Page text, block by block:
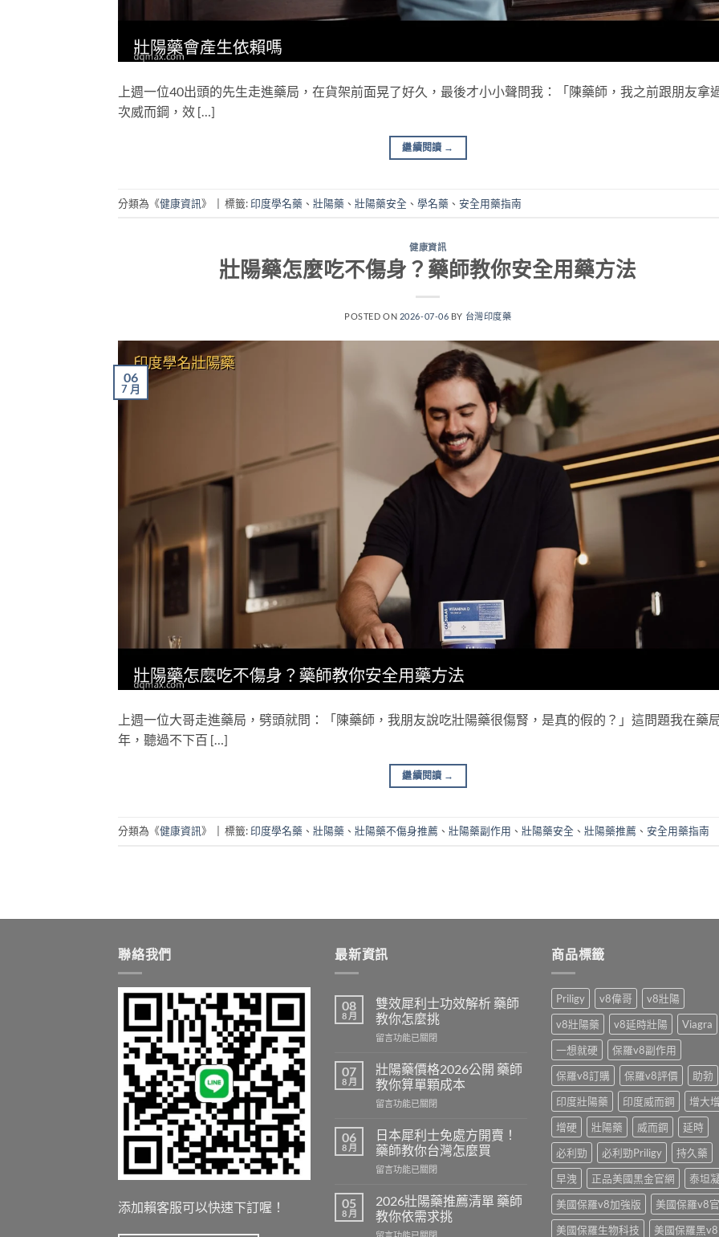
上週一位40出頭的先生走進藥局，在貨架前面晃了好久，最後才小小聲問我：「陳藥師，我之前跟朋友拿
次威而鋼，效 […]
繼續閱讀 →
分類為《健康資訊》 標籤: 印度學名藥 、 壯陽藥 、 壯陽藥安全 、 學名藥 、 安全用藥指南
健康資訊
壯陽藥怎麼吃不傷身？藥師教你安全用藥方法
POSTED ON 2026-07-06 BY 台灣印度藥
06
7 月
上週一位大哥走進藥局，劈頭就問：「陳藥師，我朋友說吃壯陽藥很傷腎，是真的假的？」這問題我在藥
年，聽過不下百 […]
繼續閱讀 →
分類為《健康資訊》 標籤: 印度學名藥 、 壯陽藥 、 壯陽藥不傷身推薦 、 壯陽藥副作用 、 壯陽藥安全 、 壯陽藥推薦 、 安全用藥指南
聯絡我們
添加賴客服可以快速下訂喔！
最新資訊
08
8 月
雙效犀利士功效解析 藥師
教你怎麼挑
在
效
犀
利
士
效
解
析
藥
教
你
留言功能已關閉
07
8 月
壯陽藥價格2026公開 藥師
教你算單顆成本
在
陽
藥
價
格
公
開
藥
留言功能已關閉
06
8 月
日本犀利士免處方開賣！
藥師教你台灣怎麼買
在
本
犀
利
留言功能已關閉
05
8 月
2026壯陽藥推薦清單 藥師
教你依需求挑
在
商品標籤
Priligy v8偉哥
v8壯陽
v8壯陽藥
v8延時壯陽
Viagra
一想就硬
保羅v8副作用
保羅v8訂購
保羅v8評價
助勃
印度壯陽藥
印度威而鋼
增大
增硬
壯陽藥 威而鋼
延時
必利勁
必利勁Priligy
持久藥
早洩
正品美國黑金官網
泰坦
美國保羅v8加強版
美國保羅v8
美國保羅生物科技
美國保羅黑v8